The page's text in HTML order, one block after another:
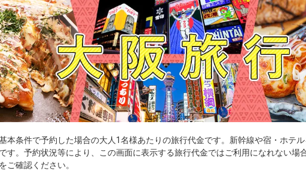
本条件で予約した場合の大人1名様あたりの旅行代金です。新幹線や宿・ホテ
す。予約状況等により、この画面に表示する旅行代金ではご利用になれない
ご確認ください。